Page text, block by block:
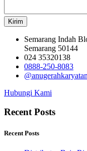
Kirim
Semarang Indah
Semarang 50144
024 35320138
0888-250-8083
Hubungi Kami
Recent Posts
Recent Posts